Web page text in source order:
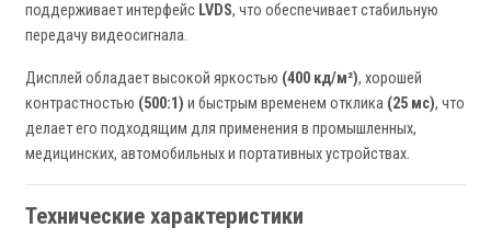
поддерживает интерфейс LVDS, что обеспечивает стабильную
передачу видеосигнала.
Дисплей обладает высокой яркостью (400 кд/м²), хорошей
контрастностью (500:1) и быстрым временем отклика (25 мс), что
делает его подходящим для применения в промышленных,
медицинских, автомобильных и портативных устройствах.
Технические характеристики